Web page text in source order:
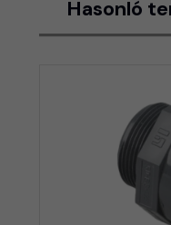
Hasonló